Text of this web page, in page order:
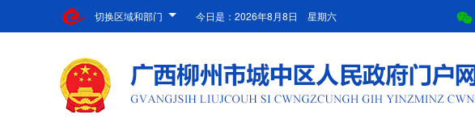
切换区域和部门 今日是： 2026年8月8日 星期六